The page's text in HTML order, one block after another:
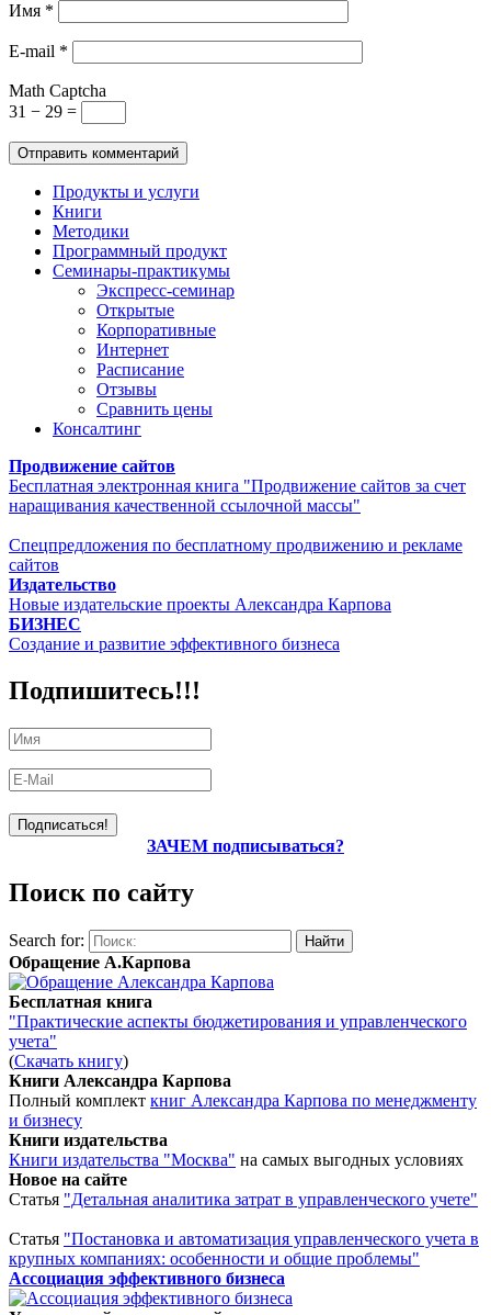
Имя *
E-mail *
Math Captcha
31 − 29 =
Продукты и услуги
Книги
Методики
Программный продукт
Семинары-практикумы
Экспресс-семинар
Открытые
Корпоративные
Интернет
Расписание
Отзывы
Сравнить цены
Консалтинг
Продвижение сайтов
Бесплатная электронная книга "Продвижение сайтов за счет
наращивания качественной ссылочной массы"
Спецпредложения по бесплатному продвижению и рекламе
сайтов
Издательство
Новые издательские проекты Александра Карпова
БИЗНЕС
Создание и развитие эффективного бизнеса
Подпишитесь!!!
ЗАЧЕМ подписываться?
Поиск по сайту
Search for:
Обращение А.Карпова
Бесплатная книга
"Практические аспекты бюджетирования и управленческого
учета"
(Скачать книгу)
Книги Александра Карпова
Полный комплект книг Александра Карпова по менеджменту
и бизнесу
Книги издательства
Книги издательства "Москва" на самых выгодных условиях
Новое на сайте
Статья "Детальная аналитика затрат в управленческого учете"
Статья "Постановка и автоматизация управленческого учета в
крупных компаниях: особенности и общие проблемы"
Ассоциация эффективного бизнеса